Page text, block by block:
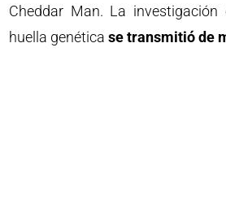
Cheddar Man. La investigación
huella genéticase transmitió de